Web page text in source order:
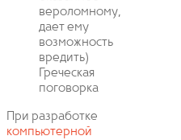
вероломному,
дает ему
возможность
вредить)
Греческая
поговорка
При разработке
компьютерной